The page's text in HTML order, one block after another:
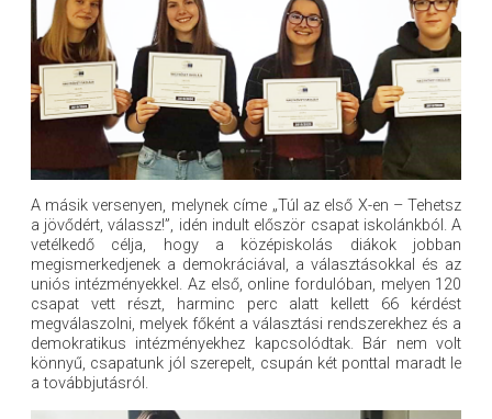
A másik versenyen, melynek címe „Túl az első X-en – Tehetsz
a jövődért, válassz!”, idén indult először csapat iskolánkból. A
vetélkedő célja, hogy a középiskolás diákok jobban
megismerkedjenek a demokráciával, a választásokkal és az
uniós intézményekkel. Az első, online fordulóban, melyen 120
csapat vett részt, harminc perc alatt kellett 66 kérdést
megválaszolni, melyek főként a választási rendszerekhez és a
demokratikus intézményekhez kapcsolódtak. Bár nem volt
könnyű, csapatunk jól szerepelt, csupán két ponttal maradt le
a továbbjutásról.